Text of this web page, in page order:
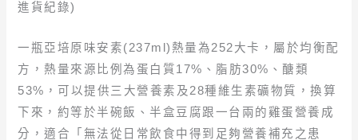
進貨紀錄)
一瓶亞培原味安素(237ml)熱量為252大卡，屬於均衡配
方，熱量來源比例為蛋白質17%、脂肪30%、醣類
53%，可以提供三大營養素及28種維生素礦物質，換算
下來，約等於半碗飯、半盒豆腐跟一台兩的雞蛋營養成
分，適合「無法從日常飲食中得到足夠營養補充之患